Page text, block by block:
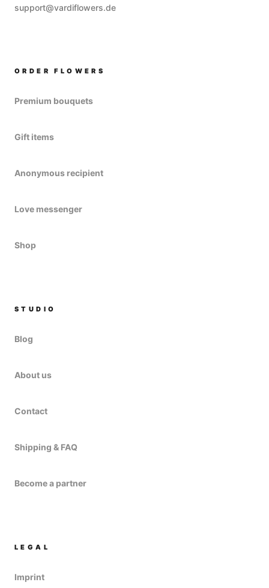
support@vardiflowers.de
ORDER FLOWERS
Premium bouquets
Gift items
Anonymous recipient
Love messenger
Shop
STUDIO
Blog
About us
Contact
Shipping & FAQ
Become a partner
LEGAL
Imprint